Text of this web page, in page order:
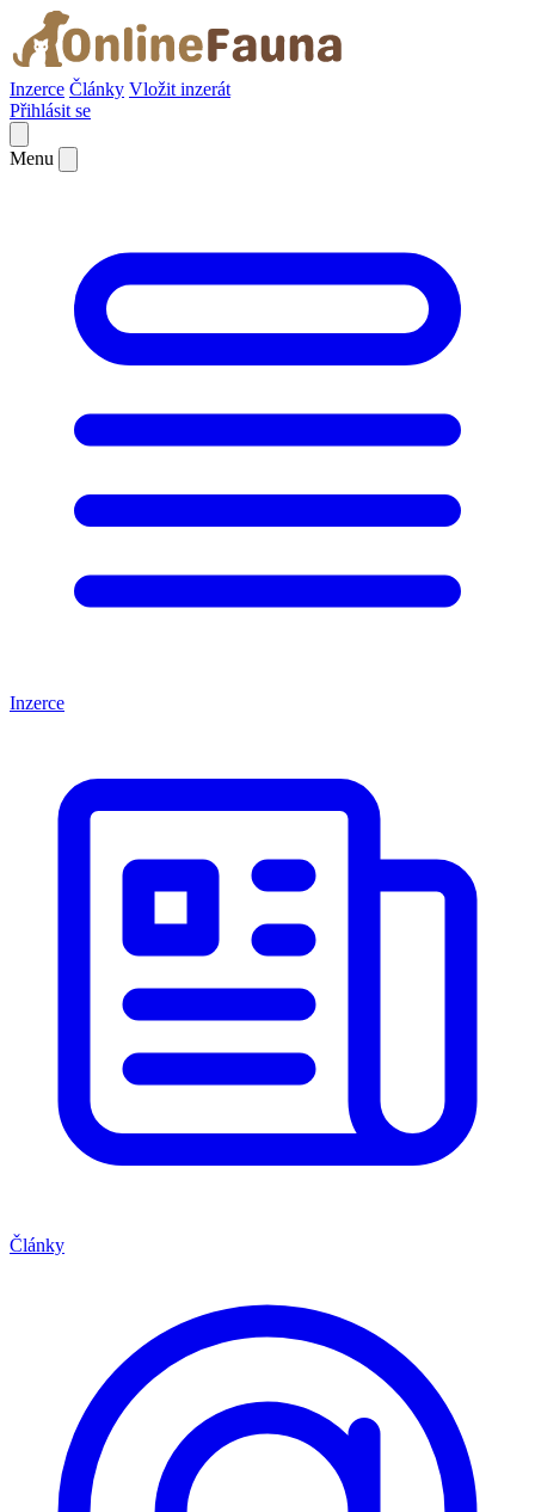
Inzerce Články Vložit inzerát
Přihlásit se
Menu
Inzerce
Články